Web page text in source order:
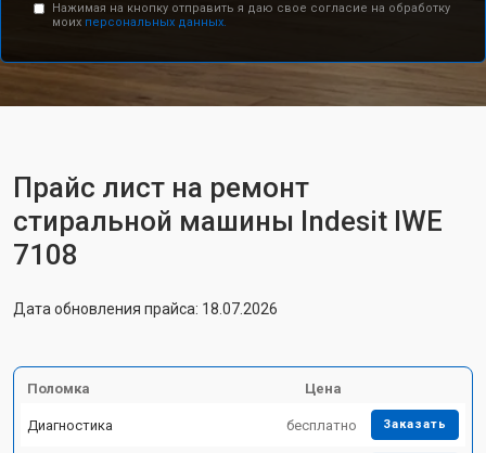
Нажимая на кнопку отправить я даю свое согласие на обработку
моих персональных данных.
Прайс лист на ремонт
стиральной машины Indesit IWE
7108
Дата обновления прайса: 18.07.2026
Поломка Цена
Диагностика бесплатно Заказать